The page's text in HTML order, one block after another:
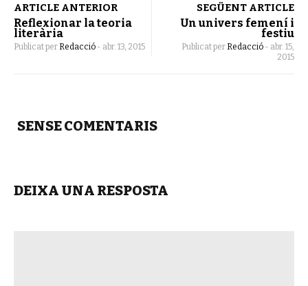
ARTICLE ANTERIOR
Reflexionar la teoria
literària
Publicat per Redacció - abr. 13, 2015
SEGÜENT ARTICLE
Un univers femení i
festiu
Publicat per Redacció - abr. 15,
2015
SENSE COMENTARIS
DEIXA UNA RESPOSTA